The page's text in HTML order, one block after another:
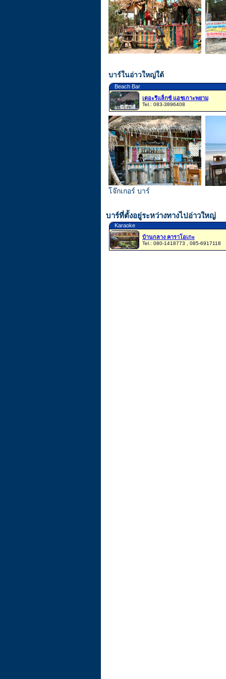
บาร์ในอ่าวใหญ่ใต้
Beach Bar
เดอะรีแล็กซ์ แอชเกาะพยาม
Tel.: 083-3896408
โจ๊กเกอร์ บาร์
บาร์ที่ตั้งอยู่ระหว่างทางไปอ่าวใหญ่
Karaoke
บ้านกลาง คาราโอเกะ
Tel.: 080-1418773 , 085-6917118